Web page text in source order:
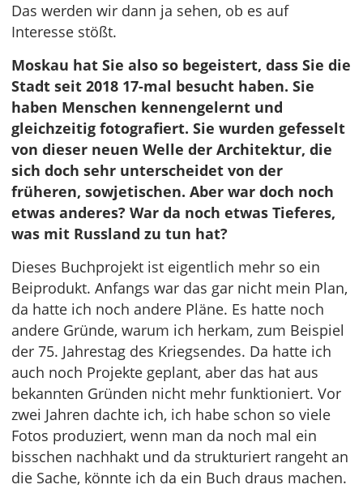
Das werden wir dann ja sehen, ob es auf
Interesse stößt.
Moskau hat Sie also so begeistert, dass Sie die
Stadt seit 2018 17-mal besucht haben. Sie
haben Menschen kennengelernt und
gleichzeitig fotografiert. Sie wurden gefesselt
von dieser neuen Welle der Architektur, die
sich doch sehr unterscheidet von der
früheren, sowjetischen. Aber war doch noch
etwas anderes? War da noch etwas Tieferes,
was mit Russland zu tun hat?
Dieses Buchprojekt ist eigentlich mehr so ein
Beiprodukt. Anfangs war das gar nicht mein Plan,
da hatte ich noch andere Pläne. Es hatte noch
andere Gründe, warum ich herkam, zum Beispiel
der 75. Jahrestag des Kriegsendes. Da hatte ich
auch noch Projekte geplant, aber das hat aus
bekannten Gründen nicht mehr funktioniert. Vor
zwei Jahren dachte ich, ich habe schon so viele
Fotos produziert, wenn man da noch mal ein
bisschen nachhakt und da strukturiert rangeht an
die Sache, könnte ich da ein Buch draus machen.